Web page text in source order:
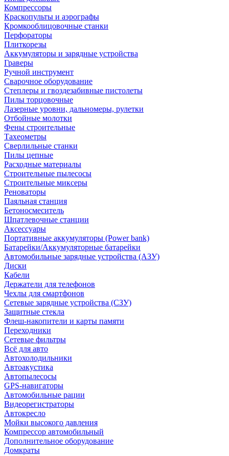
Компрессоры
Краскопульты и аэрографы
Кромкооблицовочные станки
Перфораторы
Плиткорезы
Аккумуляторы и зарядные устройства
Граверы
Ручной инструмент
Сварочное оборудование
Степлеры и гвоздезабивные пистолеты
Пилы торцовочные
Лазерные уровни, дальномеры, рулетки
Отбойные молотки
Фены строительные
Тахеометры
Сверлильные станки
Пилы цепные
Расходные материалы
Строительные пылесосы
Строительные миксеры
Реноваторы
Паяльная станция
Бетоносмеситель
Шпатлевочные станции
Аксессуары
Портативные аккумуляторы (Power bank)
Батарейки/Аккумуляторные батарейки
Автомобильные зарядные устройства (АЗУ)
Диски
Кабели
Держатели для телефонов
Чехлы для смартфонов
Сетевые зарядные устройства (СЗУ)
Защитные стекла
Флеш-накопители и карты памяти
Переходники
Сетевые фильтры
Всё для авто
Автохолодильники
Автоакустика
Автопылесосы
GPS-навигаторы
Автомобильные рации
Видеорегистраторы
Автокресло
Мойки высокого давления
Компрессор автомобильный
Дополнительное оборудование
Домкраты